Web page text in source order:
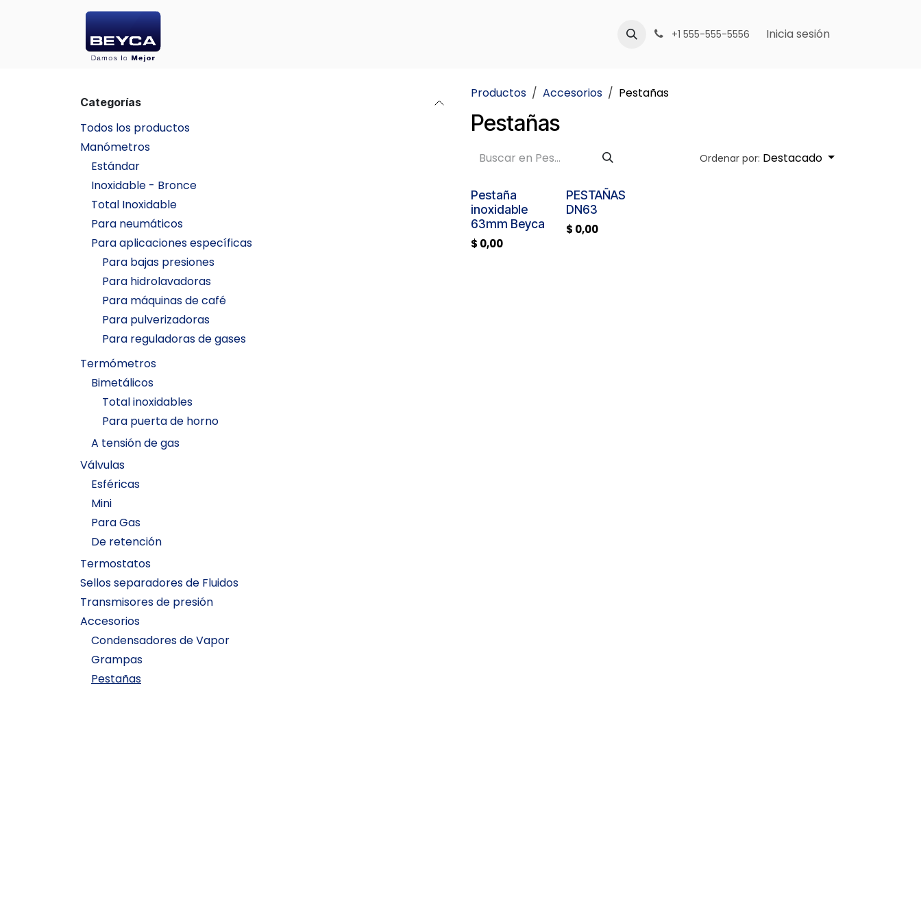
+1 555-555-5556 Inicia sesión
Categorías
Todos los productos
Manómetros
Estándar
Inoxidable - Bronce
Total Inoxidable
Para neumáticos
Para aplicaciones específicas
Para bajas presiones
Para hidrolavadoras
Para máquinas de café
Para pulverizadoras
Para reguladoras de gases
Termómetros
Bimetálicos
Total inoxidables
Para puerta de horno
A tensión de gas
Válvulas
Esféricas
Mini
Para Gas
De retención
Termostatos
Sellos separadores de Fluidos
Transmisores de presión
Accesorios
Condensadores de Vapor
Grampas
Pestañas
Productos Accesorios Pestañas
Pestañas
Ordenar por: Destacado
Pestaña
inoxidable
63mm Beyca
$ 0,00
PESTAÑAS
DN63
$ 0,00